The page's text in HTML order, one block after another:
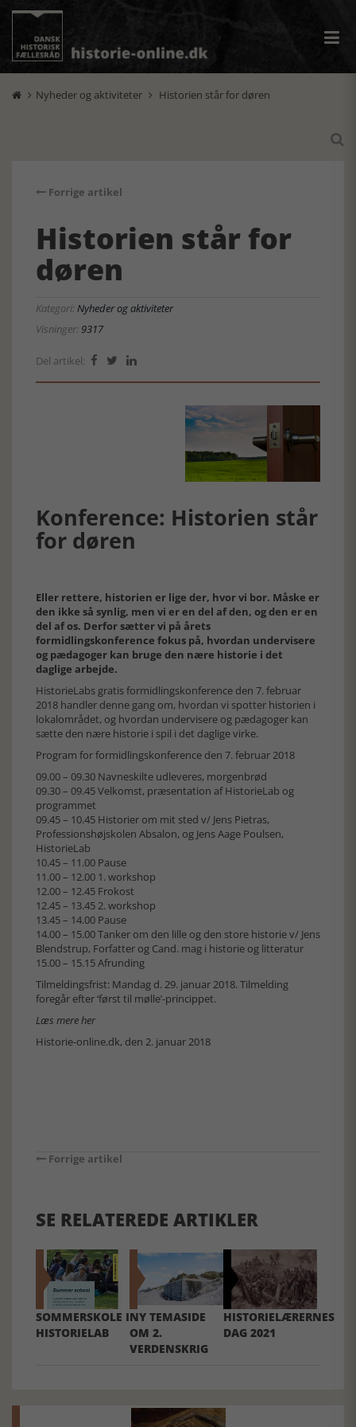
 Nyheder og aktiviteter  Historien står for døren

Forrige artikel
Historien står for
døren
Kategori:Nyheder og aktiviteter
Visninger:9317
Del artikel:   
Konference: Historien står
for døren
Eller rettere, historien er lige der, hvor vi bor. Måske er
den ikke så synlig, men vi er en del af den, og den er en
del af os. Derfor sætter vi på årets
formidlingskonference fokus på, hvordan undervisere
og pædagoger kan bruge den nære historie i det
daglige arbejde.
HistorieLabs gratis formidlingskonference den 7. februar
2018 handler denne gang om, hvordan vi spotter historien i
lokalområdet, og hvordan undervisere og pædagoger kan
sætte den nære historie i spil i det daglige virke.
Program for formidlingskonference den 7. februar 2018
09.00 – 09.30 Navneskilte udleveres, morgenbrød
09.30 – 09.45 Velkomst, præsentation af HistorieLab og
programmet
09.45 – 10.45 Historier om mit sted v/ Jens Pietras,
Professionshøjskolen Absalon, og Jens Aage Poulsen,
HistorieLab
10.45 – 11.00 Pause
11.00 – 12.00 1. workshop
12.00 – 12.45 Frokost
12.45 – 13.45 2. workshop
13.45 – 14.00 Pause
14.00 – 15.00 Tanker om den lille og den store historie v/ Jens
Blendstrup, Forfatter og Cand. mag i historie og litteratur
15.00 – 15.15 Afrunding
Tilmeldingsfrist: Mandag d. 29. januar 2018. Tilmelding
foregår efter ‘først til mølle’-princippet.
Læs mere her
Historie-online.dk, den 2. januar 2018
Forrige artikel
SE RELATEREDE ARTIKLER
SOMMERSKOLE I
HISTORIELAB
NY TEMASIDE
OM 2.
VERDENSKRIG
HISTORIELÆRERNES
DAG 2021